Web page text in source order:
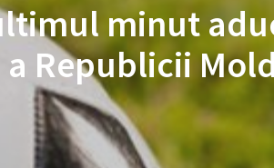
minut
Republicii